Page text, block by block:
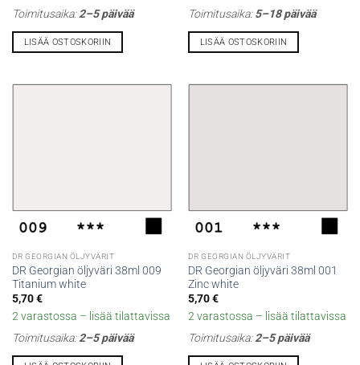
Toimitusaika:2–5 päivää
LISÄÄ OSTOSKORIIN
Toimitusaika:5–18 päivää
LISÄÄ OSTOSKORIIN
DR GEORGIAN ÖLJYVÄRIT
DR Georgian öljyväri 38ml 009
Titanium white
5,70€
2 varastossa – lisää tilattavissa
Toimitusaika:2–5 päivää
DR GEORGIAN ÖLJYVÄRIT
DR Georgian öljyväri 38ml 001
Zinc white
5,70€
2 varastossa – lisää tilattavissa
Toimitusaika:2–5 päivää